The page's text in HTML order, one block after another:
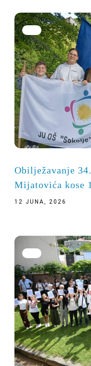
Obilježavanje
Mijatovića kose
12 JUNA, 2026